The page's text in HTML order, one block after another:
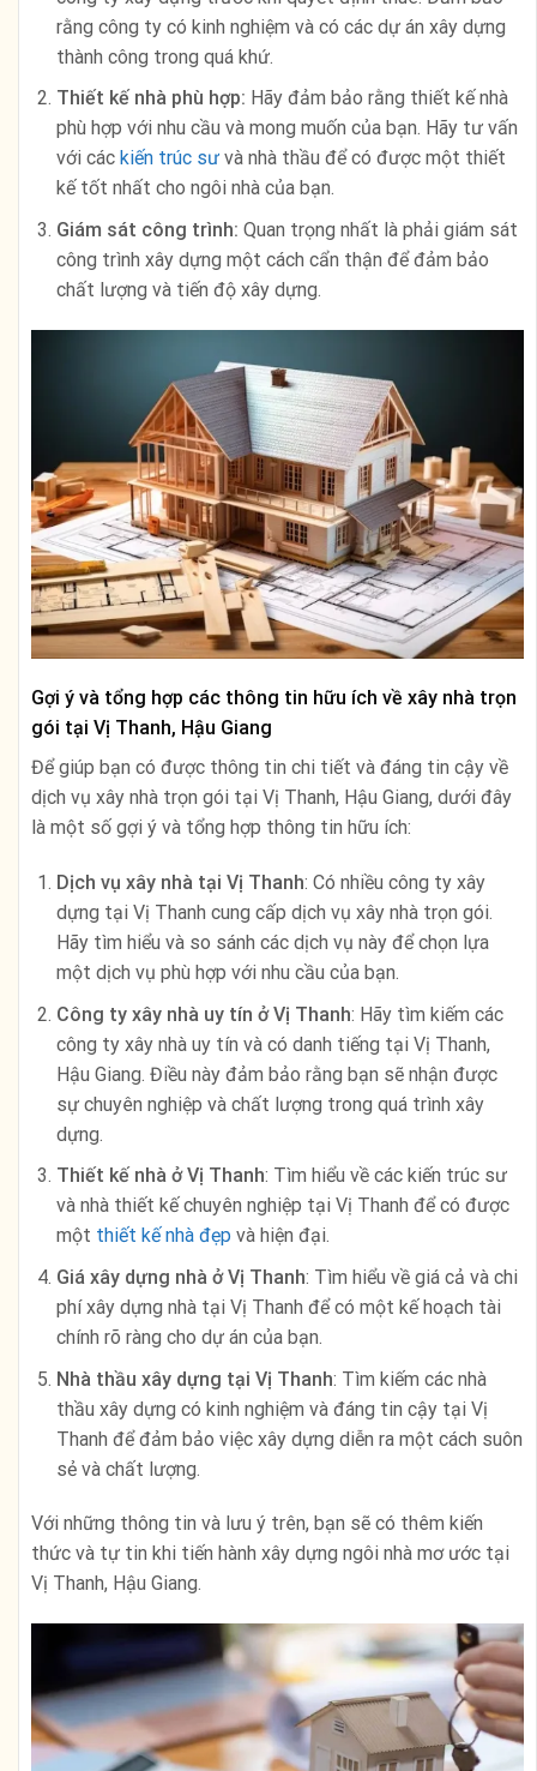
rằng công ty có kinh nghiệm và có các dự án xây dựng
thành công trong quá khứ.
Thiết kế nhà phù hợp: Hãy đảm bảo rằng thiết kế nhà
phù hợp với nhu cầu và mong muốn của bạn. Hãy tư vấn
với các kiến trúc sưvà nhà thầu để có được một thiết
kế tốt nhất cho ngôi nhà của bạn.
Giám sát công trình: Quan trọng nhất là phải giám sát
công trình xây dựng một cách cẩn thận để đảm bảo
chất lượng và tiến độ xây dựng.
Gợi ý và tổng hợp các thông tin hữu ích về xây nhà trọn
gói tại Vị Thanh, Hậu Giang
Để giúp bạn có được thông tin chi tiết và đáng tin cậy về
dịch vụ xây nhà trọn gói tại Vị Thanh, Hậu Giang, dưới đây
là một số gợi ý và tổng hợp thông tin hữu ích:
Dịch vụ xây nhà tại Vị Thanh: Có nhiều công ty xây
dựng tại Vị Thanh cung cấp dịch vụ xây nhà trọn gói.
Hãy tìm hiểu và so sánh các dịch vụ này để chọn lựa
một dịch vụ phù hợp với nhu cầu của bạn.
Công ty xây nhà uy tín ở Vị Thanh: Hãy tìm kiếm các
công ty xây nhà uy tín và có danh tiếng tại Vị Thanh,
Hậu Giang. Điều này đảm bảo rằng bạn sẽ nhận được
sự chuyên nghiệp và chất lượng trong quá trình xây
dựng.
Thiết kế nhà ở Vị Thanh: Tìm hiểu về các kiến trúc sư
và nhà thiết kế chuyên nghiệp tại Vị Thanh để có được
một thiết kế nhà đẹp và hiện đại.
Giá xây dựng nhà ở Vị Thanh: Tìm hiểu về giá cả và chi
phí xây dựng nhà tại Vị Thanh để có một kế hoạch tài
chính rõ ràng cho dự án của bạn.
Nhà thầu xây dựng tại Vị Thanh: Tìm kiếm các nhà
thầu xây dựng có kinh nghiệm và đáng tin cậy tại Vị
Thanh để đảm bảo việc xây dựng diễn ra một cách suôn
sẻ và chất lượng.
Với những thông tin và lưu ý trên, bạn sẽ có thêm kiến
thức và tự tin khi tiến hành xây dựng ngôi nhà mơ ước tại
Vị Thanh, Hậu Giang.